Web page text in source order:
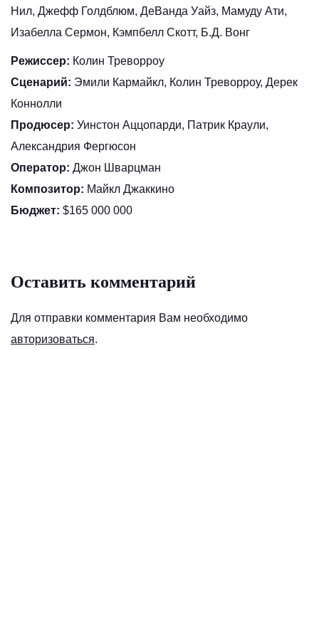
Нил, Джефф Голдблюм, ДеВанда Уайз, Мамуду Ати,
Изабелла Сермон, Кэмпбелл Скотт, Б.Д. Вонг
Режиссер: Колин Треворроу
Сценарий: Эмили Кармайкл, Колин Треворроу, Дерек
Коннолли
Продюсер: Уинстон Аццопарди, Патрик Краули,
Александрия Фергюсон
Оператор: Джон Шварцман
Композитор: Майкл Джаккино
Бюджет: $165 000 000
Оставить комментарий
Для отправки комментария Вам необходимо
авторизоваться.